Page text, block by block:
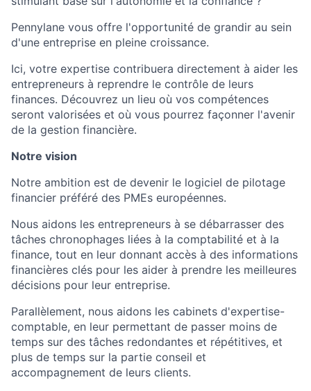
Pennylane vous offre l'opportunité de grandir au sein
d'une entreprise en pleine croissance.
Ici, votre expertise contribuera directement à aider les
entrepreneurs à reprendre le contrôle de leurs
finances. Découvrez un lieu où vos compétences
seront valorisées et où vous pourrez façonner l'avenir
de la gestion financière.
Notre vision
Notre ambition est de devenir le logiciel de pilotage
financier préféré des PMEs européennes.
Nous aidons les entrepreneurs à se débarrasser des
tâches chronophages liées à la comptabilité et à la
finance, tout en leur donnant accès à des informations
financières clés pour les aider à prendre les meilleures
décisions pour leur entreprise.
Parallèlement, nous aidons les cabinets d'expertise-
comptable, en leur permettant de passer moins de
temps sur des tâches redondantes et répétitives, et
plus de temps sur la partie conseil et
accompagnement de leurs clients.